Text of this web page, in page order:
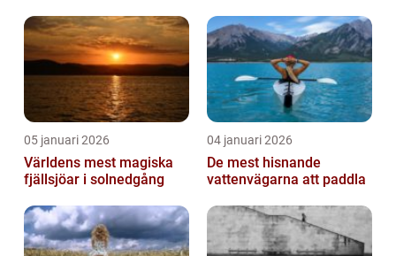
05 januari 2026
Världens mest magiska
fjällsjöar i solnedgång
04 januari 2026
De mest hisnande
vattenvägarna att paddla